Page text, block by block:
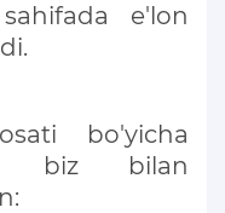
e'lon
bo'yicha
biz bilan